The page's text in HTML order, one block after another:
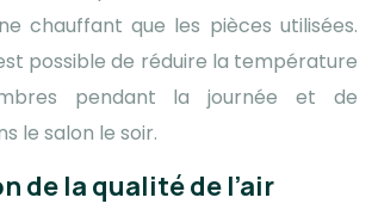
chauffant que les pièces utilisées.
possible de réduire la température
pendant la journée et de
le salon le soir.
de la qualité de l’air